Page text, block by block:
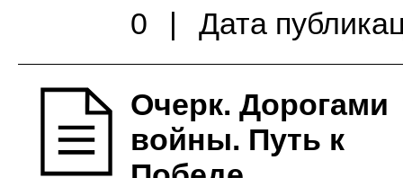
0
| Дата
Очерк. Дорогами
войны. Путь к